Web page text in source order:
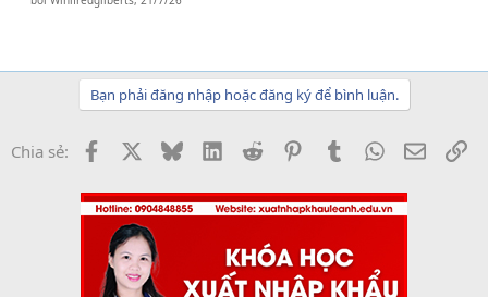
Bạn phải đăng nhập hoặc đăng ký để bình luận.
Chia sẻ: Facebook BlueskyLinkedInReddit PinterestTumblrWhatsApp
Email